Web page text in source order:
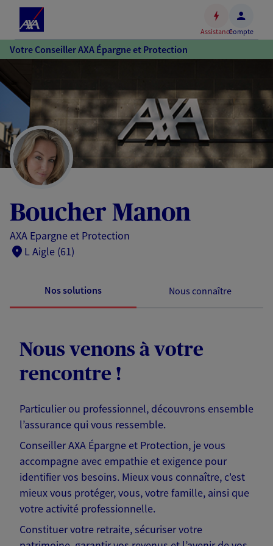
Accéder
au
Accéder
au
pied
de
page
AssistanceCompte
Votre Conseiller AXA Épargne et Protection
Boucher Manon
AXA Epargne et Protection
L Aigle (61)
Nos solutions Nous connaître
Nous venons à votre
rencontre !
Particulier ou professionnel, découvrons ensemble
l’assurance qui vous ressemble.
Conseiller AXA Épargne et Protection, je vous
accompagne avec empathie et exigence pour
identifier vos besoins. Mieux vous connaître, c'est
mieux vous protéger, vous, votre famille, ainsi que
votre activité professionnelle.
Constituer votre retraite, sécuriser votre